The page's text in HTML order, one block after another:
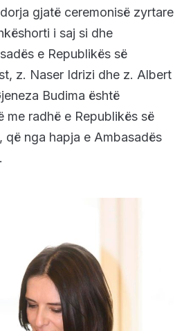
gjatë ceremonisë zyrtare
i saj si dhe
e Republikës së
z. Naser Idrizi dhe z. Albert
Budima është
me radhë e Republikës së
që nga hapja e Ambasadës